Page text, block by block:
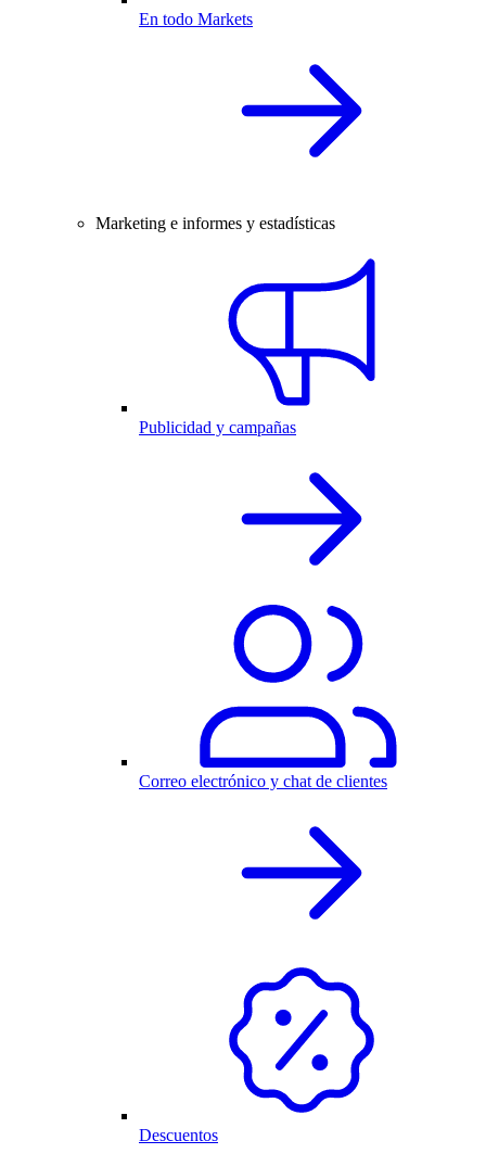
En todo Markets
Marketing e informes y estadísticas
Publicidad y campañas
Correo electrónico y chat de clientes
Descuentos